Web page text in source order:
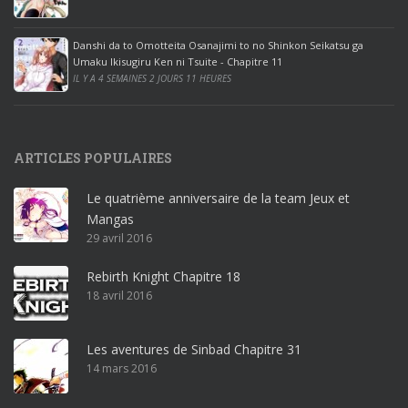
c
e
2
0
1
r
o
ff
i
c
e
3
r
Danshi da to Omotteita Osanajimi to no Shinkon Seikatsu ga
Umaku Ikisugiru Ken ni Tsuite - Chapitre 11
IL Y A 4 SEMAINES 2 JOURS 11 HEURES
ARTICLES POPULAIRES
Le quatrième anniversaire de la team Jeux et
Mangas
29 avril 2016
Rebirth Knight Chapitre 18
18 avril 2016
Les aventures de Sinbad Chapitre 31
14 mars 2016